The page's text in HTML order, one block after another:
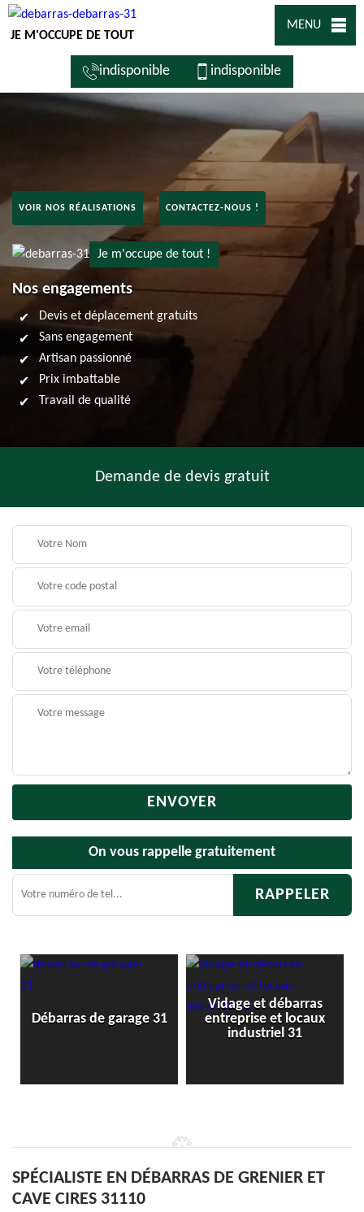
JE M'OCCUPE DE TOUT
MENU
indisponible indisponible
VOIR NOS RÉALISATIONS CONTACTEZ-NOUS !
Je m'occupe de tout !
Nos engagements
Devis et déplacement gratuits
Sans engagement
Artisan passionné
Prix imbattable
Travail de qualité
Demande de devis gratuit
On vous rappelle gratuitement
Débarras de garage 31
Vidage et débarras
entreprise et locaux
industriel 31
SPÉCIALISTE EN DÉBARRAS DE GRENIER ET
CAVE CIRES 31110